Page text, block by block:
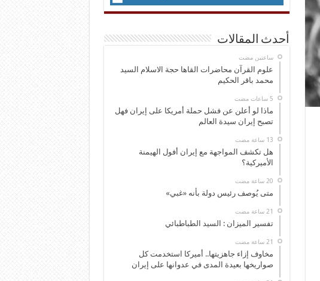
أحدث المقالات
‏ساعتين مضت
علوم القرآن محاضرات القاها حجة الاسلام السيد
محمد باقر الحكيم
ماذا لو أعلن عن فشل حملة أمريكا على إيران فهل
تصبح إيران سيدة العالم
هل تكشف المواجهة مع إيران أفول الهيمنة
الأميركية؟
متى يُوصف رئيس دولة بأنه «غبي»
تفسير الميزان : السيد الطباطبائي
مخاوف إزاء جاهزيتها.. أميركا استخدمت كل
صواريخها بعيدة المدى في عدوانها على إيران